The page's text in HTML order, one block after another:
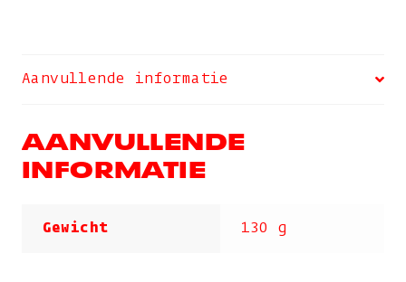
Aanvullende informatie
AANVULLENDE
INFORMATIE
Gewicht 130 g